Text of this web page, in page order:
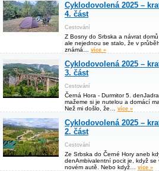
Cyklodovolená 2025 –
4. část
Cestování
Z Bosny do Srbska a návrat
ale nejednou se stalo, že v
známá… více »
Cyklodovolená 2025 –
3. část
Cestování
Černá Hora - Durmitor 5.
mažeme si je nutelou a domácí
Než mi došlo, že… více »
Cyklodovolená 2025 –
2. část
Cestování
Ze Srbska do Černé Hory aneb
denAmbivalentní pocit je, když
novém autě. Nebo když… více »